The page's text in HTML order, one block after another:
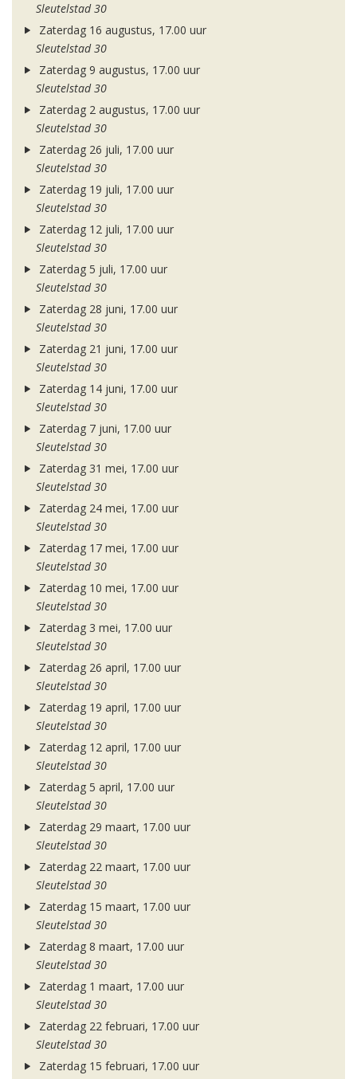
Sleutelstad 30
Zaterdag 16 augustus, 17.00 uur
Sleutelstad 30
Zaterdag 9 augustus, 17.00 uur
Sleutelstad 30
Zaterdag 2 augustus, 17.00 uur
Sleutelstad 30
Zaterdag 26 juli, 17.00 uur
Sleutelstad 30
Zaterdag 19 juli, 17.00 uur
Sleutelstad 30
Zaterdag 12 juli, 17.00 uur
Sleutelstad 30
Zaterdag 5 juli, 17.00 uur
Sleutelstad 30
Zaterdag 28 juni, 17.00 uur
Sleutelstad 30
Zaterdag 21 juni, 17.00 uur
Sleutelstad 30
Zaterdag 14 juni, 17.00 uur
Sleutelstad 30
Zaterdag 7 juni, 17.00 uur
Sleutelstad 30
Zaterdag 31 mei, 17.00 uur
Sleutelstad 30
Zaterdag 24 mei, 17.00 uur
Sleutelstad 30
Zaterdag 17 mei, 17.00 uur
Sleutelstad 30
Zaterdag 10 mei, 17.00 uur
Sleutelstad 30
Zaterdag 3 mei, 17.00 uur
Sleutelstad 30
Zaterdag 26 april, 17.00 uur
Sleutelstad 30
Zaterdag 19 april, 17.00 uur
Sleutelstad 30
Zaterdag 12 april, 17.00 uur
Sleutelstad 30
Zaterdag 5 april, 17.00 uur
Sleutelstad 30
Zaterdag 29 maart, 17.00 uur
Sleutelstad 30
Zaterdag 22 maart, 17.00 uur
Sleutelstad 30
Zaterdag 15 maart, 17.00 uur
Sleutelstad 30
Zaterdag 8 maart, 17.00 uur
Sleutelstad 30
Zaterdag 1 maart, 17.00 uur
Sleutelstad 30
Zaterdag 22 februari, 17.00 uur
Sleutelstad 30
Zaterdag 15 februari, 17.00 uur